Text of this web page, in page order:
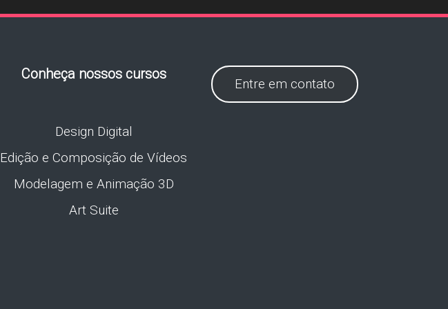
Conheça nossos cursos
Design Digital
Edição e Composição de Vídeos
Modelagem e Animação 3D
Art Suite
Entre em contato